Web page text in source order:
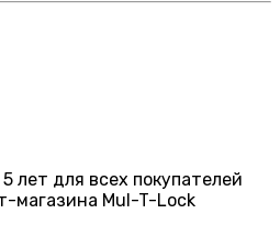
лет для всех покупателей
магазина Mul-T-Lock